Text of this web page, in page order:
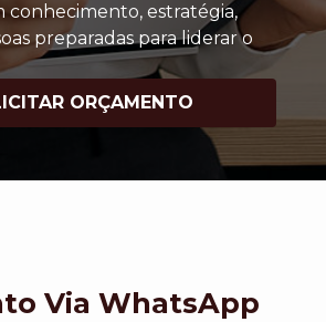
estratégia,
preparadas para liderar o
ORÇAMENTO
Via WhatsApp